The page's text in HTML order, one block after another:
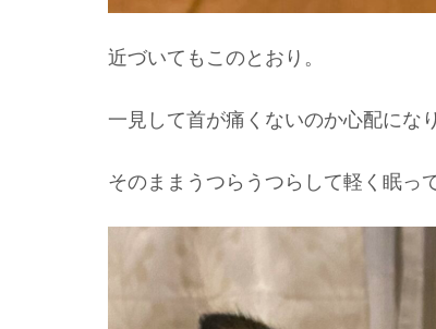
近づいてもこのとおり。
一見して首が痛くないのか心配にな
そのままうつらうつらして軽く眠っ